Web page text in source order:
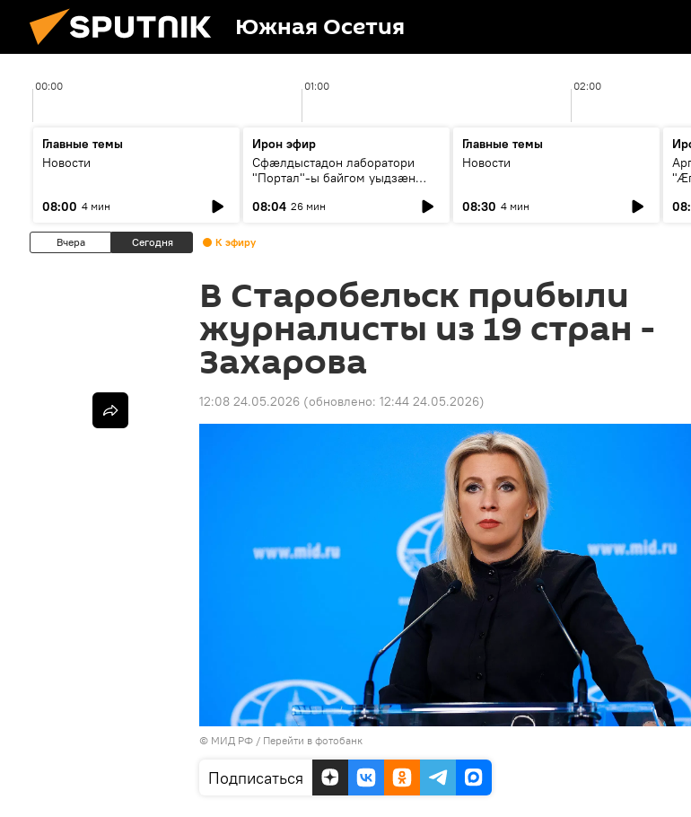
Южная Осетия
00:00 01:00 02:00
Главные темы
Новости
08:00 4 мин
Ирон эфир
Сфæлдыстадон лаборатори
"Портал"-ы байгом уыдзæн
Æхсары куыстыты равдыст
08:04 26 мин
Главные темы
Новости
08:30 4 мин
Вчера Сегодня К эфиру
В Старобельск прибыли
журналисты из 19 стран -
Захарова
12:08 24.05.2026 (обновлено: 12:44 24.05.2026)
© МИД РФ / Перейти в фотобанк
Подписаться